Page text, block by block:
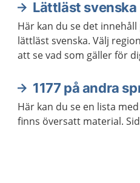
Lättläst svenska
Här kan du se det
lättläst svenska. Välj
att se vad som gäller för
1177 på andra
Här kan du se en lista
finns översatt material.